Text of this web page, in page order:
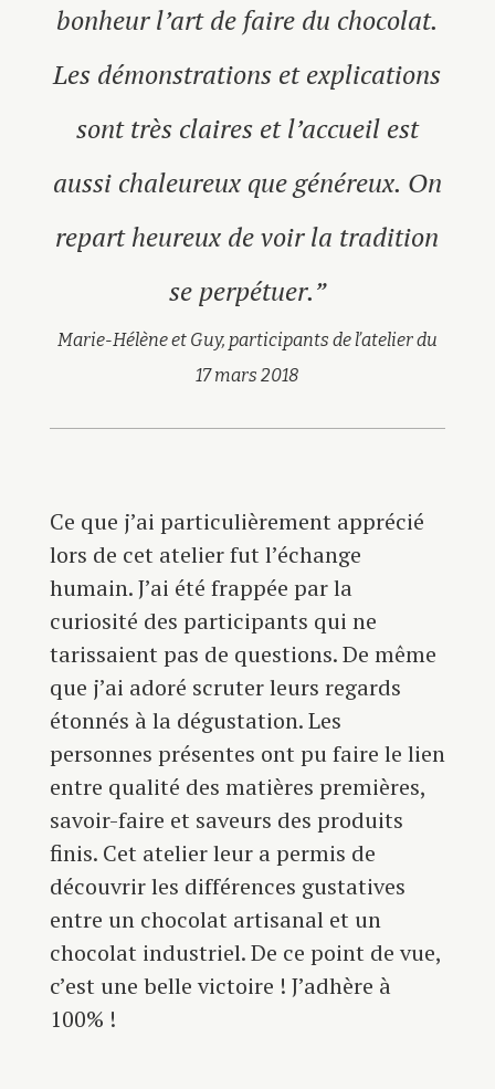
bonheur l’art de faire du chocolat.
Les démonstrations et explications
sont très claires et l’accueil est
aussi chaleureux que généreux. On
repart heureux de voir la tradition
se perpétuer.”
Marie-Hélène et Guy, participants de l’atelier du
17 mars 2018
Ce que j’ai particulièrement apprécié
lors de cet atelier fut l’échange
humain. J’ai été frappée par la
curiosité des participants qui ne
tarissaient pas de questions. De même
que j’ai adoré scruter leurs regards
étonnés à la dégustation. Les
personnes présentes ont pu faire le lien
entre qualité des matières premières,
savoir-faire et saveurs des produits
finis. Cet atelier leur a permis de
découvrir les différences gustatives
entre un chocolat artisanal et un
chocolat industriel. De ce point de vue,
c’est une belle victoire ! J’adhère à
100% !